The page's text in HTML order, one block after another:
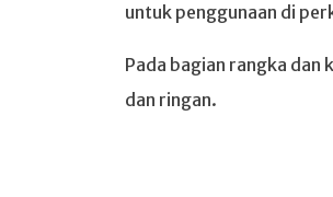
untuk penggunaan di
Pada bagian rangka
dan ringan.